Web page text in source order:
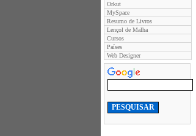
Orkut
MySpace
Resumo de Livros
Lençol de Malha
Cursos
Países
Web Designer